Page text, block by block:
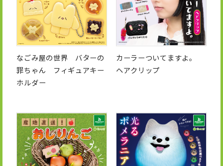
なごみ屋の世界 バターの
罪ちゃん フィギュアキー
ホルダー
カーラーついてますよ。
ヘアクリップ